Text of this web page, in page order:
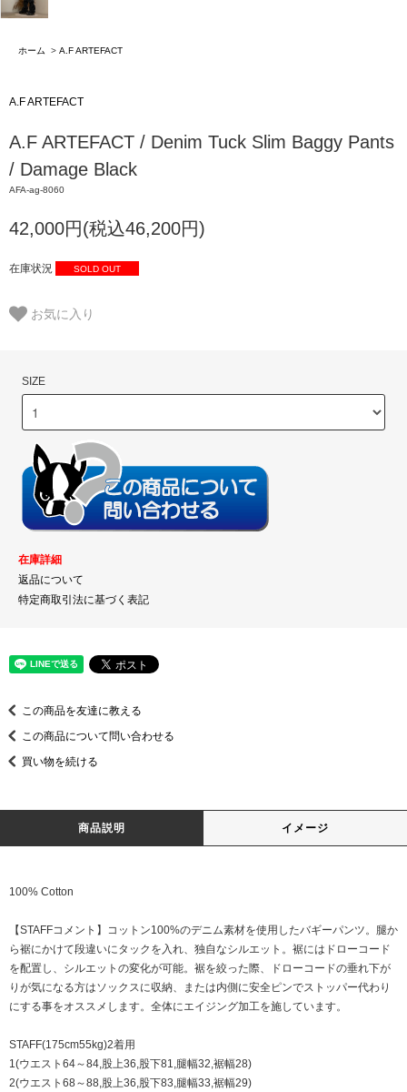
ホーム > A.F ARTEFACT
A.F ARTEFACT
A.F ARTEFACT / Denim Tuck Slim Baggy Pants
/ Damage Black
AFA-ag-8060
42,000円(税込46,200円)
在庫状況 SOLD OUT
お気に入り
SIZE
在庫詳細
返品について
特定商取引法に基づく表記
この商品を友達に教える
この商品について問い合わせる
買い物を続ける
商品説明 イメージ
100% Cotton
【STAFFコメント】コットン100%のデニム素材を使用したバギーパンツ。腿か
ら裾にかけて段違いにタックを入れ、独自なシルエット。裾にはドローコード
を配置し、シルエットの変化が可能。裾を絞った際、ドローコードの垂れ下が
りが気になる方はソックスに収納、または内側に安全ピンでストッパー代わり
にする事をオススメします。全体にエイジング加工を施しています。
STAFF(175cm55kg)2着用
1(ウエスト64～84,股上36,股下81,腿幅32,裾幅28)
2(ウエスト68～88,股上36,股下83,腿幅33,裾幅29)